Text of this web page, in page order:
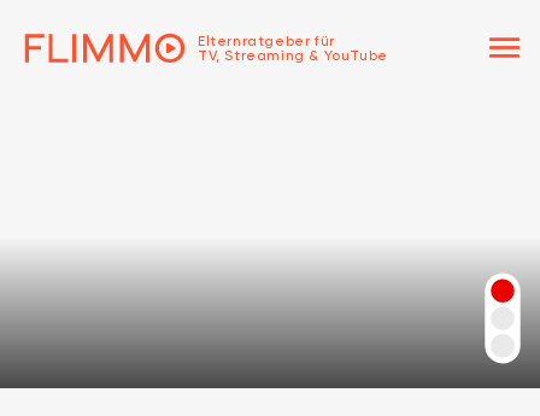
Elternratgeber für
TV, Streaming & YouTube
menu